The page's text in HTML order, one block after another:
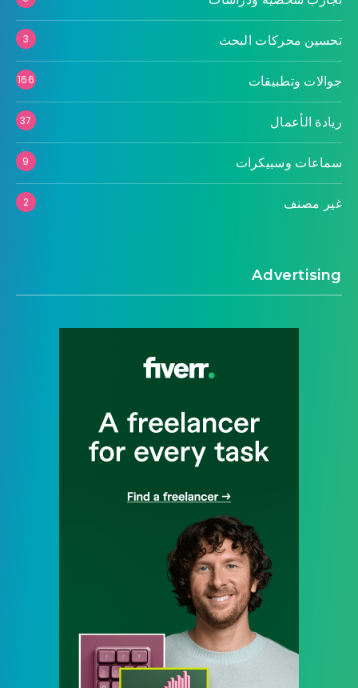
تحسين محركات البحث 3
جوالات وتطبيقات 166
ريادة الأعمال 37
سماعات وسبيكرات 9
غير مصنف 2
Advertising